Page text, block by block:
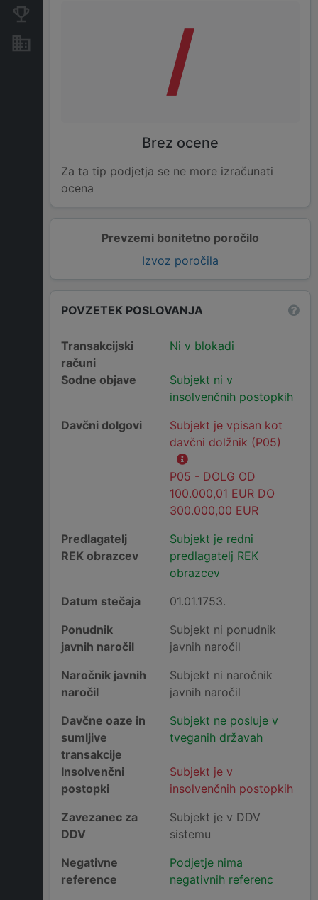
Prevzemi bonitetno poročilo
Izvoz poročila
/
Brez ocene
Za ta tip podjetja se ne more izračunati
ocena
POVZETEK POSLOVANJA
Transakcijski
računi
Ni v blokadi
Sodne objave
Subjekt ni v
insolvenčnih postopkih
Davčni dolgovi
Subjekt je vpisan kot
davčni dolžnik (P05)
P05 - DOLG OD
100.000,01 EUR DO
300.000,00 EUR
Predlagatelj
REK obrazcev
Subjekt je redni
predlagatelj REK
obrazcev
Datum stečaja
01.01.1753.
Ponudnik
javnih naročil
Subjekt ni ponudnik
javnih naročil
Naročnik javnih
naročil
Subjekt ni naročnik
javnih naročil
Davčne oaze in
sumljive
transakcije
Subjekt ne posluje v
tveganih državah
Insolvenčni
postopki
Subjekt je v
insolvenčnih postopkih
Zavezanec za
DDV
Subjekt je v DDV
sistemu
Negativne
reference
Podjetje nima
negativnih referenc